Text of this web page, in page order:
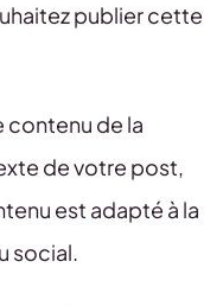
publier cette
contenu de la
de votre post,
est adapté à la
social.